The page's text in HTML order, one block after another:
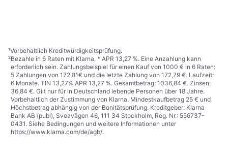
¹Vorbehaltlich Kreditwürdigkeitsprüfung.
²Bezahle in 6 Raten mit Klarna, * APR 13,27 %. Eine Anzahlung kann
erforderlich sein. Zahlungsbeispiel für einen Kauf von 1000 € in 6 Raten:
5 Zahlungen von 172,81€ und die letzte Zahlung von 172,79 €. Laufzeit:
6 Monate. TIN 13,27% APR 13,27 %. Gesamtbetrag: 1036,84 €. Zinsen:
36,84 €. Gilt nur für in Deutschland lebende Personen über 18 Jahre.
Vorbehaltlich der Zustimmung von Klarna. Mindestkaufbetrag 25 € und
Höchstbetrag abhängig von der Bonitätsprüfung. Kreditgeber: Klarna
Bank AB (publ), Sveavägen 46, 111 34 Stockholm, Reg. Nr.: 556737-
0431. Siehe Bedingungen und weitere Informationen unter
https://www.klarna.com/de/agb/.